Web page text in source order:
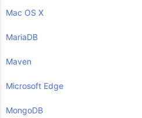
Mac OS X
MariaDB
Maven
Microsoft Edge
MongoDB